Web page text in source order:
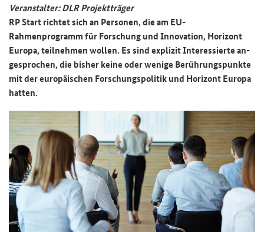
Ver­an­stal­ter: DLR Pro­jekt­trä­ger
RP Start rich­tet sich an Per­so­nen, die am EU-​
Rahmenprogramm für For­schung und In­no­va­ti­on, Ho­ri­zont
Eu­ro­pa, teil­neh­men wol­len. Es sind ex­pli­zit In­ter­es­sier­te an­
ge­spro­chen, die bis­her keine oder we­ni­ge Be­rüh­rungs­punk­te
mit der eu­ro­päi­schen For­schungs­po­li­tik und Ho­ri­zont Eu­ro­pa
hat­ten.